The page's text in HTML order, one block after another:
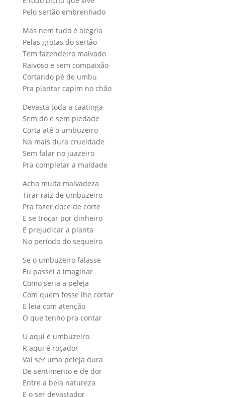
Pelo sertão embrenhado
Mas nem tudo é alegria
Pelas grotas do sertão
Tem fazendeiro malvado
Raivoso e sem compaixão
Cortando pé de umbu
Pra plantar capim no chão
Devasta toda a caatinga
Sem dó e sem piedade
Corta até o umbuzeiro
Na mais dura crueldade
Sem falar no juazeiro
Pra completar a maldade
Acho muita malvadeza
Tirar raiz de umbuzeiro
Pra fazer doce de corte
E se trocar por dinheiro
E prejudicar a planta
No período do sequeiro
Se o umbuzeiro falasse
Eu passei a imaginar
Como seria a peleja
Com quem fosse lhe cortar
E leia com atenção
O que tenho pra contar
U aqui é umbuzeiro
R aqui é roçador
Vai ser uma peleja dura
De sentimento e de dor
Entre a bela natureza
E o ser devastador